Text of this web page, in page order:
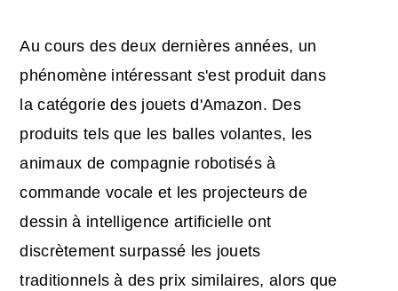
Au cours des deux dernières années, un
phénomène intéressant s'est produit dans
la catégorie des jouets d'Amazon. Des
produits tels que les balles volantes, les
animaux de compagnie robotisés à
commande vocale et les projecteurs de
dessin à intelligence artificielle ont
discrètement surpassé les jouets
traditionnels à des prix similaires, alors que